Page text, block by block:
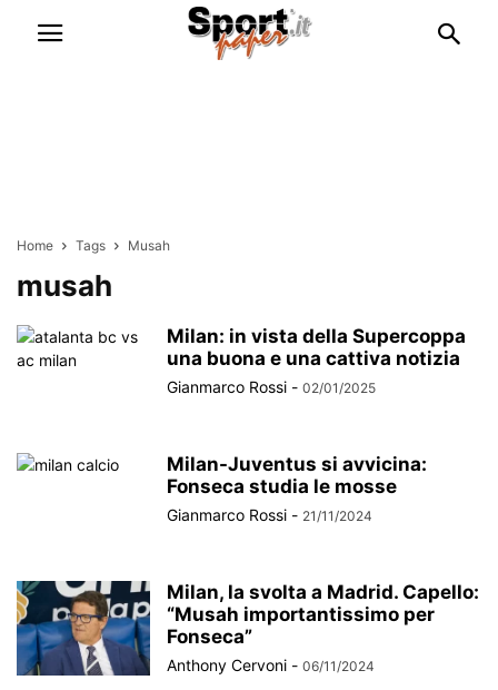
Home Tags Musah
musah
Milan: in vista della Supercoppa
una buona e una cattiva notizia
Gianmarco Rossi - 02/01/2025
Milan-Juventus si avvicina:
Fonseca studia le mosse
Gianmarco Rossi - 21/11/2024
Milan, la svolta a Madrid. Capello:
“Musah importantissimo per
Fonseca”
Anthony Cervoni - 06/11/2024